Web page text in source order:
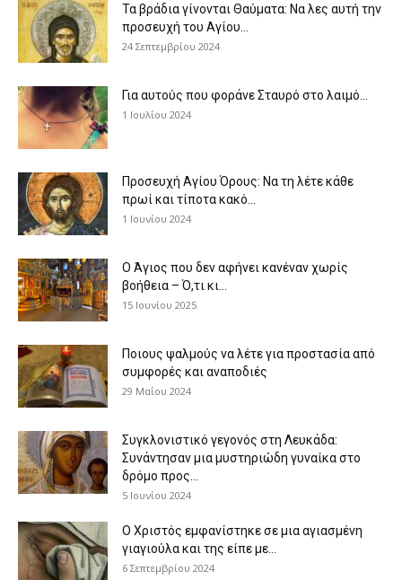
Τα βράδια γίνονται Θαύματα: Να λες αυτή την
προσευχή του Αγίου...
24 Σεπτεμβρίου 2024
Για αυτούς που φοράνε Σταυρό στο λαιμό…
1 Ιουλίου 2024
Προσευχή Αγίου Όρους: Να τη λέτε κάθε
πρωί και τίποτα κακό...
1 Ιουνίου 2024
Ο Άγιος που δεν αφήνει κανέναν χωρίς
βοήθεια – Ό,τι κι...
15 Ιουνίου 2025
Ποιους ψαλμούς να λέτε για προστασία από
συμφορές και αναποδιές
29 Μαΐου 2024
Συγκλονιστικό γεγονός στη Λευκάδα:
Συνάντησαν μια μυστηριώδη γυναίκα στο
δρόμο προς...
5 Ιουνίου 2024
Ο Χριστός εμφανίστηκε σε μια αγιασμένη
γιαγιούλα και της είπε με...
6 Σεπτεμβρίου 2024